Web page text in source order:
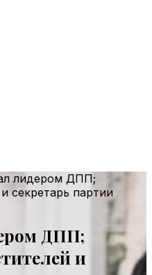
лидером ДПП;
секретарь партии
ДПП;
и